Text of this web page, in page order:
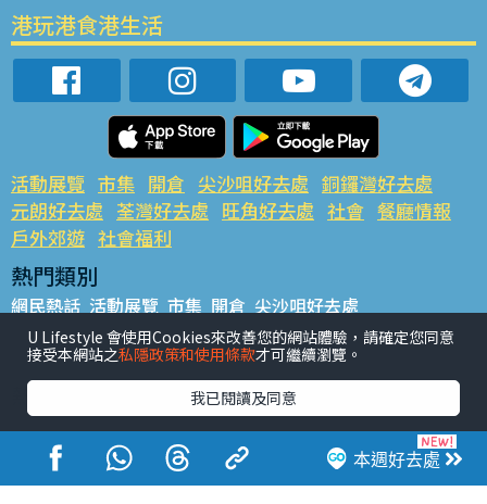
本週好去處
港玩港食港生活
活動展覽 市集 開倉 尖沙咀好去處 銅鑼灣好去處
元朗好去處 荃灣好去處 旺角好去處 社會 餐廳情報
戶外郊遊 社會福利
熱門類別
網民熱話 活動展覽 市集 開倉 尖沙咀好去處
銅鑼灣好去處 元朗好去處 荃灣好去處 旺角好去處 社會
餐廳情報 戶外郊遊
熱門標籤
#UGO搵好去處 #人氣活動推介 #美食社群熱話
#親子玩樂好去處
#ULifestyle應用程式
#限時搶
#UJetso禮物放送
#ULifestyle商戶中心 #著數 #網絡熱話
U Lifestyle 會使用Cookies來改善您的網站體驗，請確定您同意
接受本網站之私隱政策和使用條款才可繼續瀏覽。
我已閱讀及同意